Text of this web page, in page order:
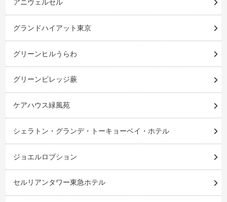
アニヴェルセル
グランドハイアット東京
グリーンヒルうらわ
グリーンビレッジ蕨
ケアハウス緑風苑
シェラトン・グランデ・トーキョーベイ・ホテル
ジョエルロブション
セルリアンタワー東急ホテル